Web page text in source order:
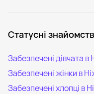
Статусні
Забезпечені дівчата в
Забезпечені жінки в
Забезпечені хлопці в